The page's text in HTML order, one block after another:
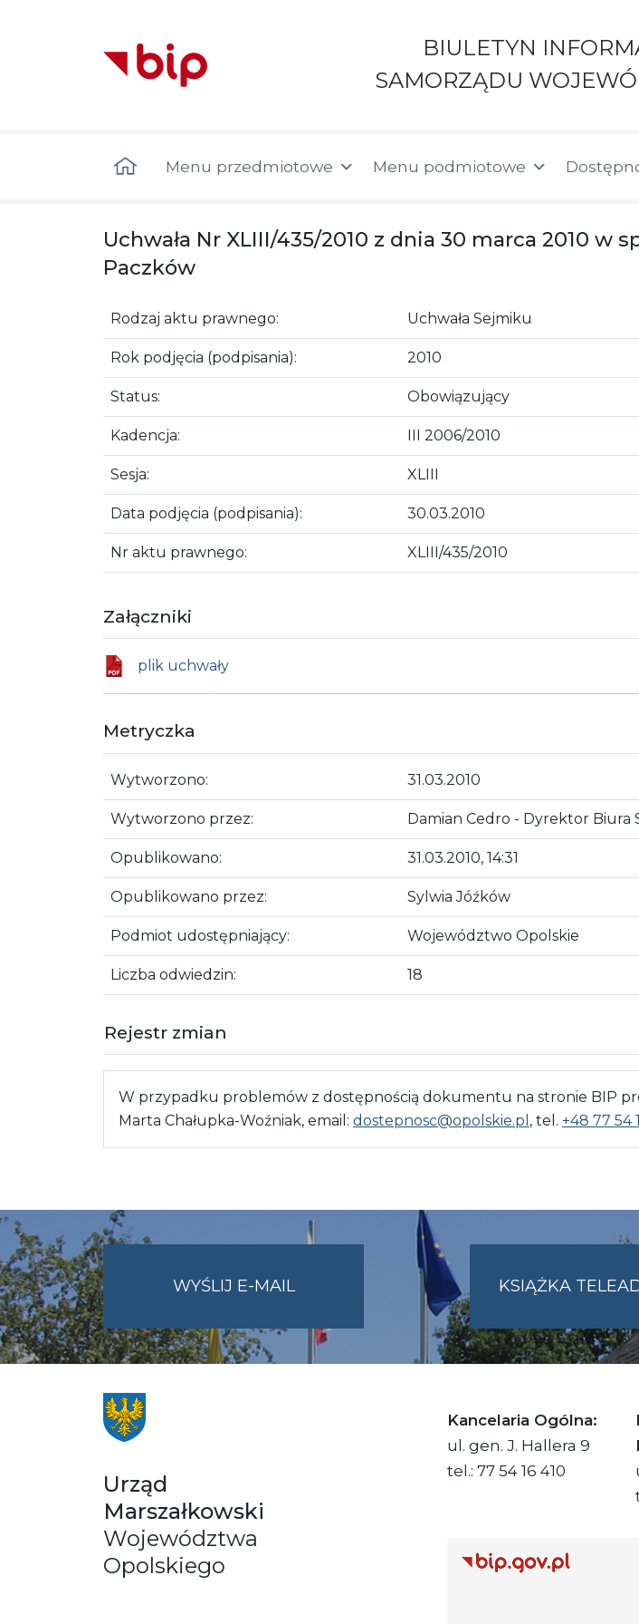
BIULETYN
SAMORZĄDU
Menu przedmiotowe Menu podmiotowe
Uchwała Nr XLIII/435/2010 z dnia 30 marca 2010
Paczków
Rodzaj aktu prawnego: Uchwała Sejmiku
Rok podjęcia (podpisania): 2010
Status: Obowiązujący
Kadencja: III 2006/2010
Sesja: XLIII
Data podjęcia (podpisania): 30.03.2010
Nr aktu prawnego: XLIII/435/2010
Załączniki
plik uchwały
Metryczka
Wytworzono: 31.03.2010
Wytworzono przez: Damian Cedro - Dyrektor Biura
Opublikowano: 31.03.2010, 14:31
Opublikowano przez: Sylwia Jóźków
Podmiot udostępniający: Województwo Opolskie
Liczba odwiedzin: 18
Rejestr zmian
W przypadku problemów z dostępnością dokumentu na stronie BIP
Marta Chałupka-Woźniak, email: dostepnosc@opolskie.pl , tel. +48 77 54
WYŚLIJ E-MAILNA
UMWO@OPOLSKIE.PL
KSIĄŻKA
Urząd
Marszałkowski
Województwa
Opolskiego
Kancelaria Ogólna:
ul. gen. J. Hallera 9
tel.: 77 54 16 410
Adres do e-